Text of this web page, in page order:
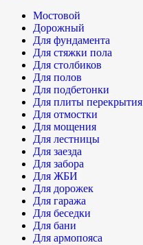
Мостовой
Дорожный
Для фундамента
Для стяжки пола
Для столбиков
Для полов
Для подбетонки
Для плиты перекрытия
Для отмостки
Для мощения
Для лестницы
Для заезда
Для забора
Для ЖБИ
Для дорожек
Для гаража
Для беседки
Для бани
Для армопояса